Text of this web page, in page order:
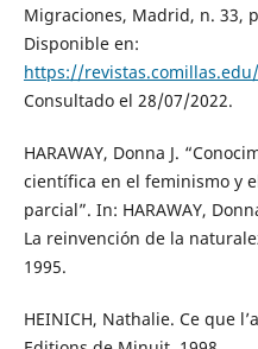
Migraciones, Madrid, n. 33,
Disponible en:
https://
Consultado el 28/07/2022.
HARAWAY, Donna J.
científica en el feminismo y
parcial”. In: HARAWAY,
La reinvención de la
1995.
HEINICH, Nathalie. Ce que